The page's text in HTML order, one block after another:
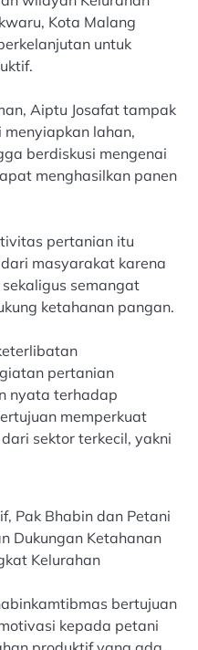
Kota Malang
untuk
Aiptu Josafat tampak
lahan,
berdiskusi mengenai
menghasilkan panen
pertanian itu
masyarakat karena
semangat
ketahanan pangan.
pertanian
nyata terhadap
memperkuat
sektor terkecil, yakni
Pak Bhabin dan Petani
Dukungan Ketahanan
Kelurahan
bertujuan
kepada petani